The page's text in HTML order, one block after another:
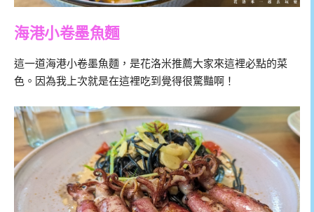
海港小卷墨魚麵
這一道海港小卷墨魚麵，是花洛米推薦大家來這裡必點的菜
色。因為我上次就是在這裡吃到覺得很驚豔啊！